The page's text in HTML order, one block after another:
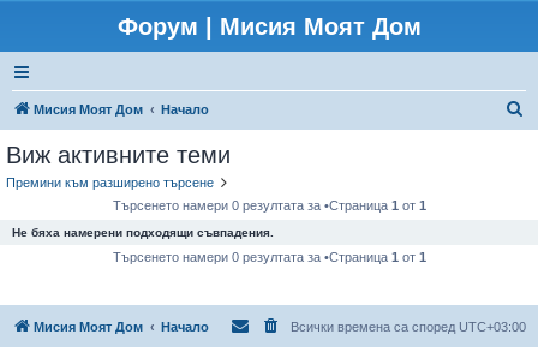
Форум | Мисия Моят Дом
Мисия Моят Дом Начало
Виж активните теми
Премини към разширено търсене
Търсенето намери 0 резултата за •Страница 1 от 1
Не бяха намерени подходящи съвпадения.
Търсенето намери 0 резултата за •Страница 1 от 1
Мисия Моят Дом Начало Всички времена са според UTC+03:00